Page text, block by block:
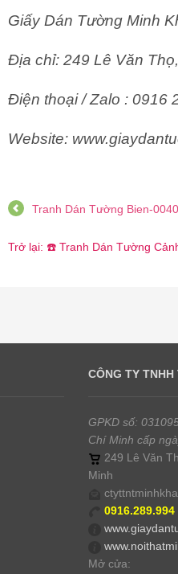
Giấy Dán Tường Minh
Địa chỉ: 249 Lê Văn
Điện thoại / Zalo : 0916
Website:
Tranh Dán Tường Bien-
Trở lại: ☎️ Tranh Dán Tường
CÔNG TY
GPKD số:
Chí Minh cấp
249 Lê Văn
Minh
0916.289.994
Mở cửa: